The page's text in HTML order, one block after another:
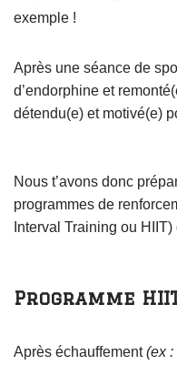
exemple !
Après une séance de
d’endorphine et
détendu(e) et motivé(e)
Nous t’avons donc
programmes de
Interval Training ou
Programme
Après échauffement(ex :